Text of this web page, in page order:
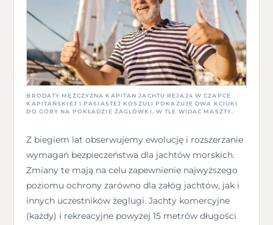
BRODATY MĘŻCZYZNA KAPITAN JACHTU REJA24 W CZAPCE
KAPITAŃSKIEJ I PASIASTEJ KOSZULI POKAZUJE DWA KCIUKI
DO GÓRY NA POKŁADZIE ŻAGLÓWKI, W TLE WIDAĆ MASZTY.
Z biegiem lat obserwujemy ewolucję i rozszerzanie
wymagań bezpieczeństwa dla jachtów morskich.
Zmiany te mają na celu zapewnienie najwyższego
poziomu ochrony zarówno dla załóg jachtów, jak i
innych uczestników żeglugi. Jachty komercyjne
(każdy) i rekreacyjne powyżej 15 metrów długości